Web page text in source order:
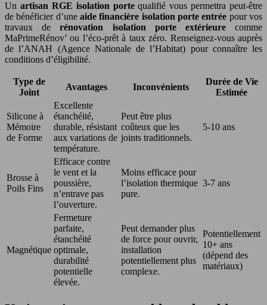
Un artisan RGE isolation portequalifié vous permettra peut-être
de bénéficier d’une aide financière isolation porte entrée pour vos
travaux derénovation isolation porte extérieurecomme
MaPrimeRénov’ ou l’éco-prêt à taux zéro. Renseignez-vous auprès
de l’ANAH (Agence Nationale de l’Habitat) pour connaître les
conditions d’éligibilité.
Type de
Joint
Avantages Inconvénients
Durée de Vie
Estimée
Silicone à
Mémoire
de Forme
Excellente
étanchéité,
durable, résistant
aux variations de
température.
Peut être plus
coûteux que les
joints traditionnels.
5-10 ans
Brosse à
Poils Fins
Efficace contre
le vent et la
poussière,
n’entrave pas
l’ouverture.
Moins efficace pour
l’isolation thermique
pure.
3-7 ans
Magnétique
Fermeture
parfaite,
étanchéité
optimale,
durabilité
potentielle
élevée.
Peut demander plus
de force pour ouvrir,
installation
potentiellement plus
complexe.
Potentiellement
10+ ans
(dépend des
matériaux)